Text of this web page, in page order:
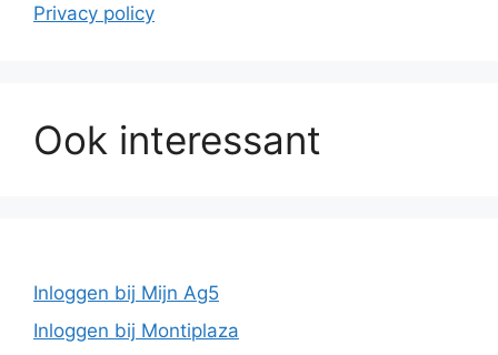
Privacy policy
Ook interessant
Inloggen bij Mijn Ag5
Inloggen bij Montiplaza